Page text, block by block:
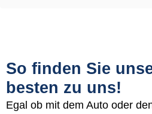
So finden Sie
besten zu uns!
Egal ob mit dem Auto oder